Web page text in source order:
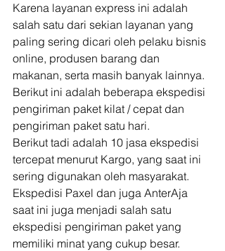
Karena layanan express ini adalah
salah satu dari sekian layanan yang
paling sering dicari oleh pelaku bisnis
online, produsen barang dan
makanan, serta masih banyak lainnya.
Berikut ini adalah beberapa ekspedisi
pengiriman paket kilat / cepat dan
pengiriman paket satu hari.
Berikut tadi adalah 10 jasa ekspedisi
tercepat menurut Kargo, yang saat ini
sering digunakan oleh masyarakat.
Ekspedisi Paxel dan juga AnterAja
saat ini juga menjadi salah satu
ekspedisi pengiriman paket yang
memiliki minat yang cukup besar.